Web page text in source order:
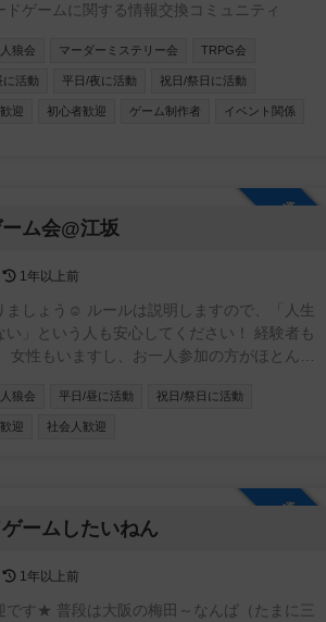
ドゲームに関する情報交換コミュニティ
人狼会 マーダーミステリー会 TRPG会
に活動 平日/夜に活動 祝日/祭日に活動
迎 初心者歓迎 ゲーム制作者 イベント関係
ム会@江坂
1年以上前
明しますので、「人生
い」という人も安心してください！ 経験者も
女性もいますし、お一人参加の方がほとんど
ます！定
きます。 お持ちの方はぜひ持参してくださ
駅等 各駅すぐの所と会場敷地内にシェアサ
CYCLING）あり 添付写真は会場
く雰囲気を知りたい方は「サニースペースシ
いるので、そこまで来ていただければ中に案内
ご連絡お願いします） ●参加費 1000円
人狼会 平日/昼に活動 祝日/祭日に活動
迎 社会人歓迎
ームしたいねん
1年以上前
す★ 普段は大阪の梅田～なんば（たまに三